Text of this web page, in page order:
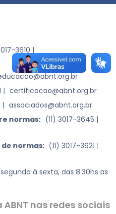
3610 |
| certificacao@abnt.org.br
| associados@abnt.org.br
normas: (11) 3017-3645 |
normas: (11) 3017-3621 |
segunda à sexta, das 8:30hs as
ABNT nas redes sociais